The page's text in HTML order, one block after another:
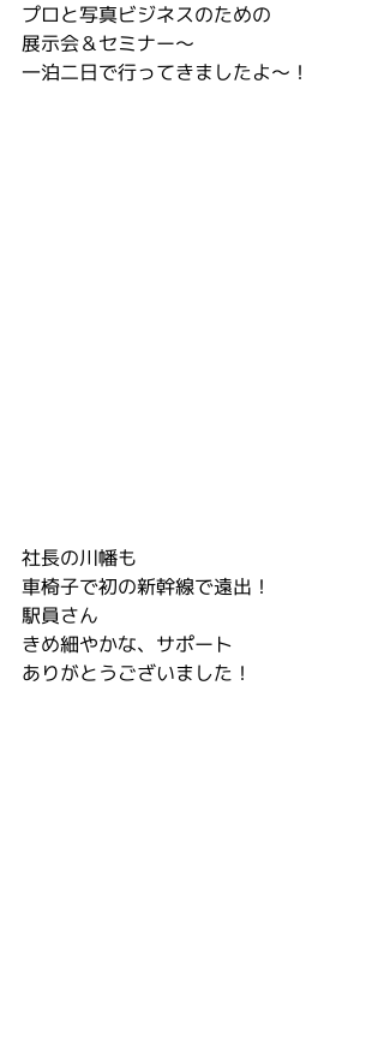
プロと写真ビジネスのための
展示会＆セミナー〜
一泊二日で行ってきましたよ～！
社長の川幡も
車椅子で初の新幹線で遠出！
駅員さん
きめ細やかな、サポート
ありがとうございました！